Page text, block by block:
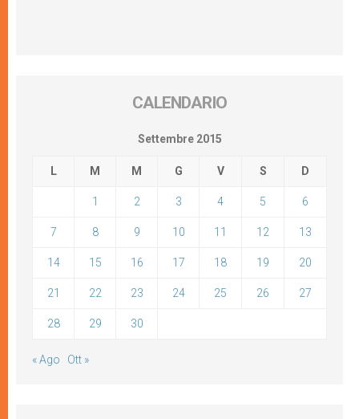
CALENDARIO
Settembre 2015
L M M G V S D
1 2 3 4 5 6
7 8 9 10 11 12 13
14 15 16 17 18 19 20
21 22 23 24 25 26 27
28 29 30
« Ago Ott »